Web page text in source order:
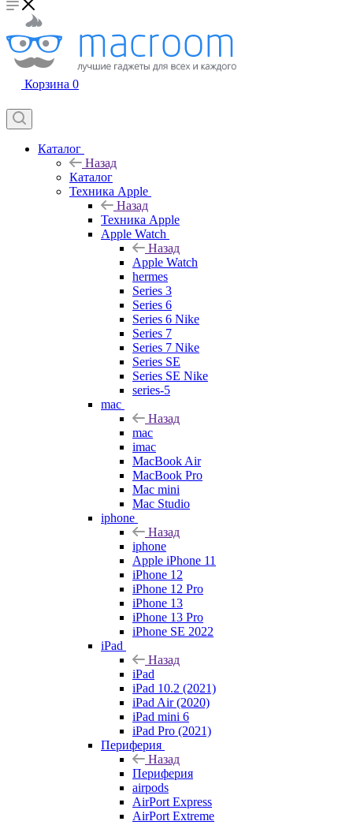
Корзина 0
Каталог
Назад
Каталог
Техника Apple
Назад
Техника Apple
Apple Watch
Назад
Apple Watch
hermes
Series 3
Series 6
Series 6 Nike
Series 7
Series 7 Nike
Series SE
Series SE Nike
series-5
mac
Назад
mac
imac
MacBook Air
MacBook Pro
Mac mini
Mac Studio
iphone
Назад
iphone
Apple iPhone 11
iPhone 12
iPhone 12 Pro
iPhone 13
iPhone 13 Pro
iPhone SE 2022
iPad
Назад
iPad
iPad 10.2 (2021)
iPad Air (2020)
iPad mini 6
iPad Pro (2021)
Периферия
Назад
Периферия
airpods
AirPort Express
AirPort Extreme